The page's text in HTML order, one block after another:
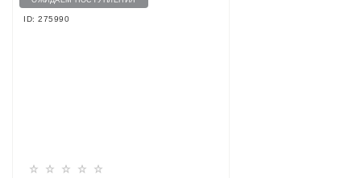
ID: 275990